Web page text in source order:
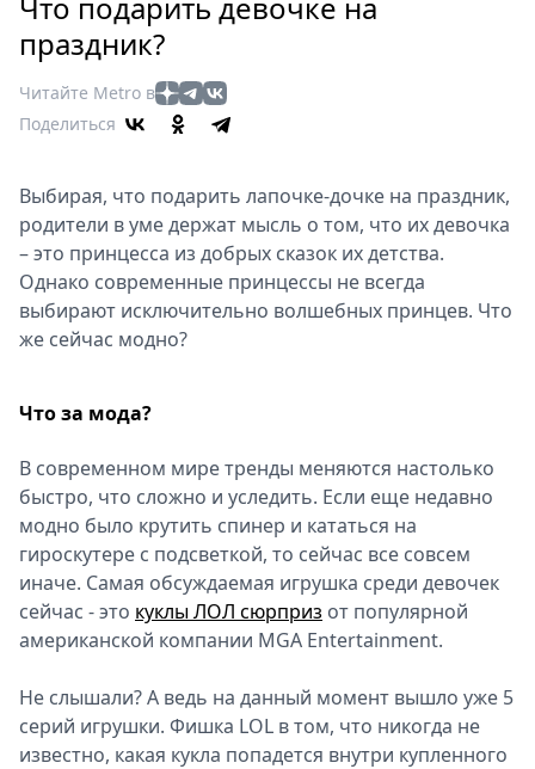
Россия
Здоровье
Еда
Мода
Театр
Кино
Афиша
Книги
Пресс-
О
Metro
Стримы
Спецпроекты
Звезды
Выборы
2026
Metro
праздник?
Читайте Metro в
Поделиться
Выбирая, что подарить лапочке-дочке на праздник,
родители в уме держат мысль о том, что их девочка
– это принцесса из добрых сказок их детства.
Однако современные принцессы не всегда
выбирают исключительно волшебных принцев. Что
же сейчас модно?
Что за мода?
В современном мире тренды меняются настолько
быстро, что сложно и уследить. Если еще недавно
модно было крутить спинер и кататься на
гироскутере с подсветкой, то сейчас все совсем
иначе. Самая обсуждаемая игрушка среди девочек
сейчас - это куклы ЛОЛ сюрприз от популярной
американской компании MGA Entertainment.
Не слышали? А ведь на данный момент вышло уже 5
серий игрушки. Фишка LOL в том, что никогда не
известно, какая кукла попадется внутри купленного